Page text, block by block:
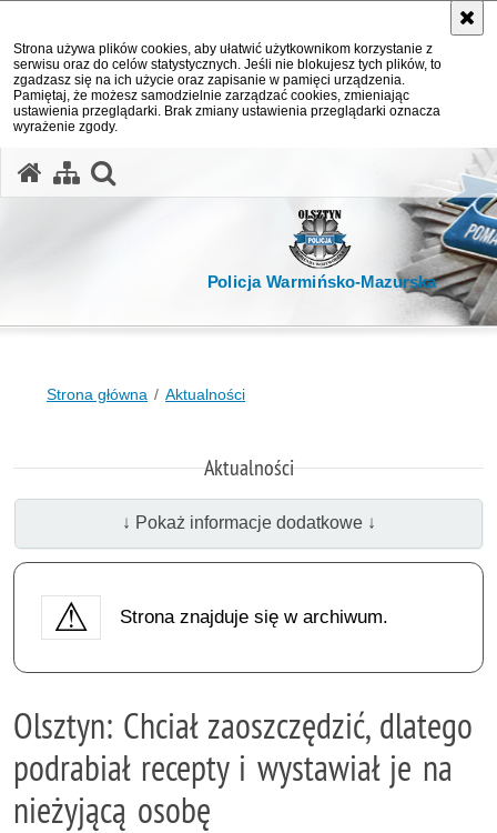
Strona używa plików cookies, aby ułatwić użytkownikom korzystanie z
serwisu oraz do celów statystycznych. Jeśli nie blokujesz tych plików, to
zgadzasz się na ich użycie oraz zapisanie w pamięci urządzenia.
Pamiętaj, że możesz samodzielnie zarządzać cookies, zmieniając
ustawienia przeglądarki. Brak zmiany ustawienia przeglądarki oznacza
wyrażenie zgody.
Policja Warmińsko-Mazurska
Strona główna Aktualności
Aktualności
↓ Pokaż informacje dodatkowe ↓
Strona znajduje się w archiwum.
Olsztyn: Chciał zaoszczędzić, dlatego
podrabiał recepty i wystawiał je na
nieżyjącą osobę